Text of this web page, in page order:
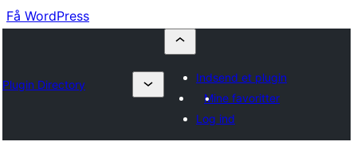
Få WordPress
Plugin Directory
Indsend et plugin
Mine favoritter
Log ind